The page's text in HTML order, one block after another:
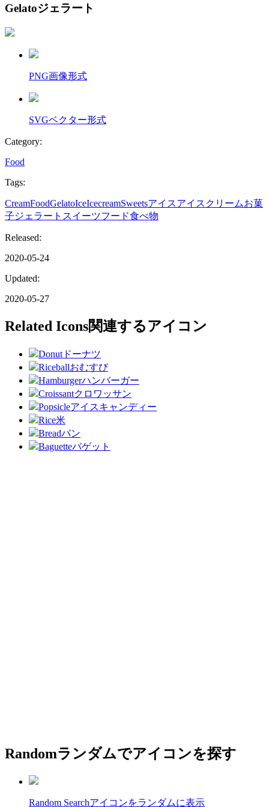
Gelatoジェラート
PNG画像形式
SVGベクター形式
Category:
Food
Tags:
CreamFoodGelatoIceIcecreamSweetsアイスアイスクリームお菓
子ジェラート スイーツフード食べ物
Released:
2020-05-24
Updated:
2020-05-27
Related Icons関連するアイコン
Donut ドーナツ
Riceballおむすび
Hamburgerハンバーガー
Croissantクロワッサン
Popsicleアイスキャンディー
Rice米
Breadパン
Baguetteバゲット
Randomランダムでアイコンを探す
Random Searchアイコンをランダムに表示